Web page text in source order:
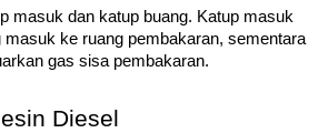
masuk dan katup buang. Katup masuk
masuk ke ruang pembakaran, sementara
gas sisa pembakaran.
Diesel